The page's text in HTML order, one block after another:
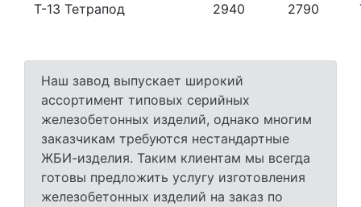
Т-13 Тетрапод 2940 2790
Наш завод выпускает широкий
ассортимент типовых серийных
железобетонных изделий, однако многим
заказчикам требуются нестандартные
ЖБИ-изделия. Таким клиентам мы всегда
готовы предложить услугу изготовления
железобетонных изделий на заказ по